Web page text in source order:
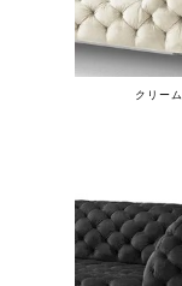
クリーム